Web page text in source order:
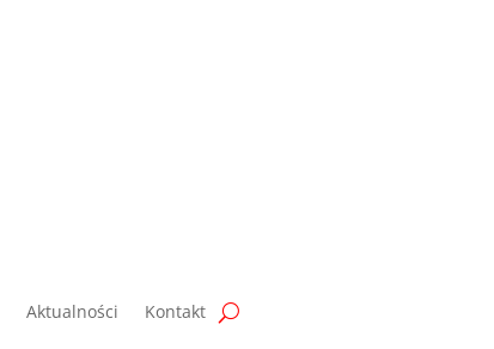
Aktualności Kontakt